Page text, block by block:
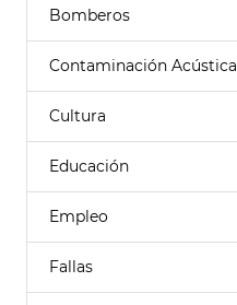
Bomberos
Contaminación Acústica
Cultura
Educación
Empleo
Fallas